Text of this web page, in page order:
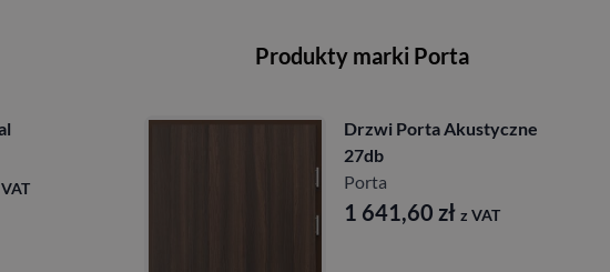
Produkty marki Porta
Drzwi Porta Akustyczne
1 641,60 z VAT